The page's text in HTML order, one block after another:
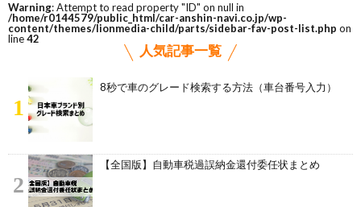
Warning: Attempt to read property "ID" on null in
/home/r0144579/public_html/car-anshin-navi.co.jp/wp-
content/themes/lionmedia-child/parts/sidebar-fav-post-list.php on
line42
人気記事一覧
1
8秒で車のグレード検索する方法（車台番号入力）
2
【全国版】自動車税過誤納金還付委任状まとめ